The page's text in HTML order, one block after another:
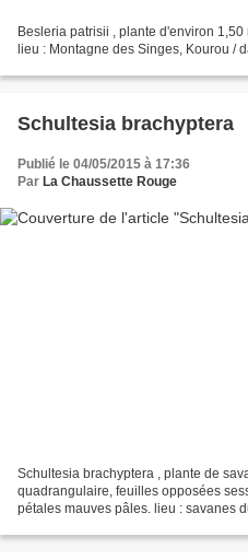
Besleria patrisii , plante d'environ
lieu : Montagne des Singes, Kourou /
Schultesia brachyptera
Publié le 04/05/2015 à 17:36
Par La Chaussette Rouge
Schultesia brachyptera , plante de
quadrangulaire, feuilles opposées
pétales mauves pâles. lieu : savanes